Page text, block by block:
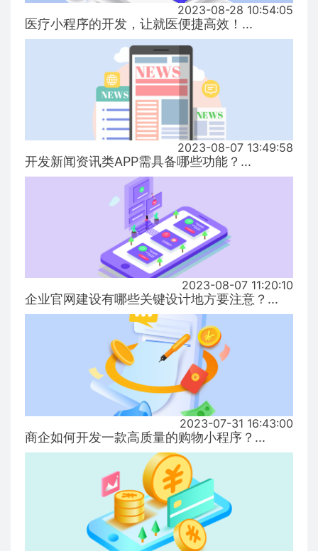
2023-08-28 10:54:05
医疗小程序的开发，让就医便捷高效！...
2023-08-07 13:49:58
开发新闻资讯类APP需具备哪些功能？...
2023-08-07 11:20:10
企业官网建设有哪些关键设计地方要注意？...
2023-07-31 16:43:00
商企如何开发一款高质量的购物小程序？...